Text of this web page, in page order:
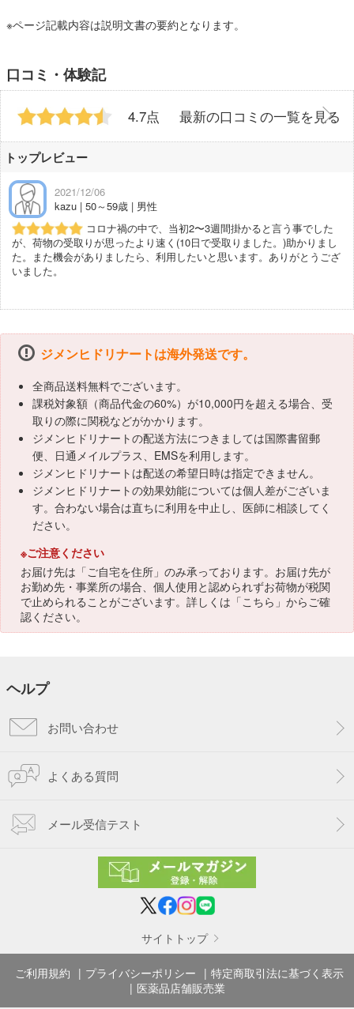
※ページ記載内容は説明文書の要約となります。
口コミ・体験記
4.7点 最新の口コミの一覧を見る
トップレビュー
2021/12/06
kazu | 50～59歳 | 男性
コロナ禍の中で、当初2〜3週間掛かると言う事でした
が、荷物の受取りが思ったより速く(10日で受取りました。)助かりまし
た。また機会がありましたら、利用したいと思います。ありがとうござ
いました。
ジメンヒドリナートは海外発送です。
全商品送料無料でございます。
課税対象額（商品代金の60%）が10,000円を超える場合、受
取りの際に関税などがかかります。
ジメンヒドリナートの配送方法につきましては国際書留郵
便、日通メイルプラス、EMSを利用します。
ジメンヒドリナートは配送の希望日時は指定できません。
ジメンヒドリナートの効果効能については個人差がございま
す。合わない場合は直ちに利用を中止し、医師に相談してく
ださい。
※ご注意ください
お届け先は「ご自宅を住所」のみ承っております。お届け先が
お勤め先・事業所の場合、個人使用と認められずお荷物が税関
で止められることがございます。詳しくは「こちら 」からご確
認ください。
ヘルプ
お問い合わせ
よくある質問
メール受信テスト
サイトトップ
ご利用規約 プライバシーポリシー
特定商取引法に基づく表示
医薬品店舗販売業